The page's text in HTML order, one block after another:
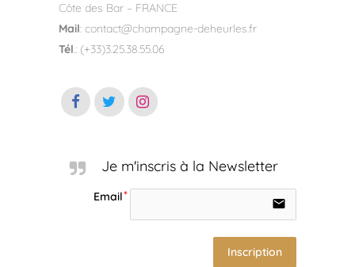
Côte des Bar – FRANCE
Mail: contact@champagne-deheurles.fr​
Tél.: (+33)3.25.38.55.06
Je m'inscris à la Newsletter
Email
email
Inscription